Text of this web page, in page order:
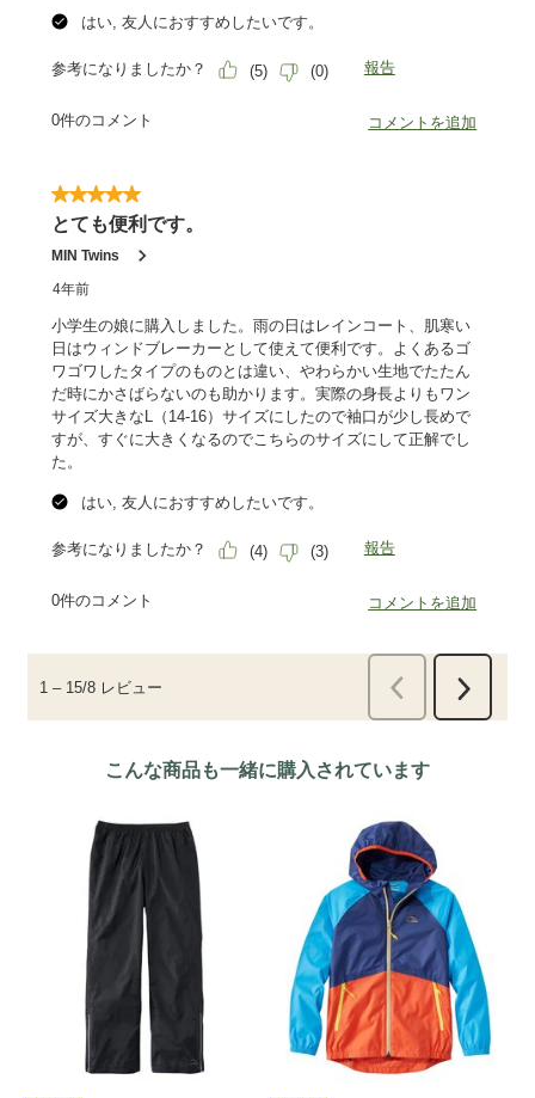
こんな商品も一緒に購入されています